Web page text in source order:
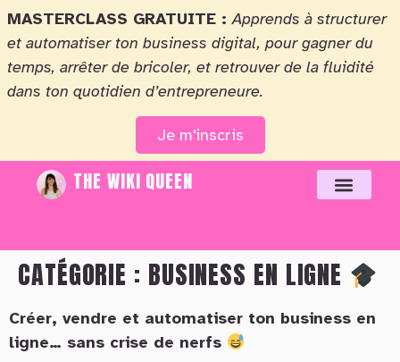
MASTERCLASS GRATUITE :Apprends à structurer
et automatiser ton business digital, pour gagner du
temps, arrêter de bricoler, et retrouver de la fluidité
dans ton quotidien d’entrepreneure.
Je m'inscris
THE WIKI QUEEN
CATÉGORIE : BUSINESS EN LIGNE
Créer, vendre et automatiser ton business en
ligne… sans crise de nerfs